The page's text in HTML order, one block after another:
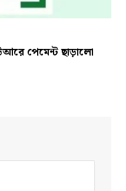
পেমেন্ট ছাড়ালো